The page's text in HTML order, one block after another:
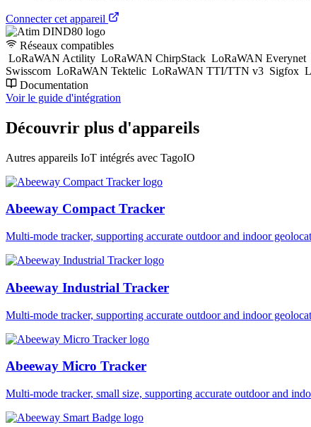
Connecter cet appareil
Réseaux compatibles
LoRaWAN Actility LoRaWAN ChirpStack LoRaWAN Everynet
Swisscom LoRaWAN Tektelic LoRaWAN TTI/TTN v3 Sigfox
Documentation
Voir le guide d'intégration
Découvrir plus d'appareils
Autres appareils IoT intégrés avec TagoIO
Abeeway Compact Tracker
Multi-mode tracker, supporting accurate outdoor and indoor
Abeeway Industrial Tracker
Multi-mode tracker, supporting accurate outdoor and indoor
Abeeway Micro Tracker
Multi-mode tracker, small size, supporting accurate outdoor and